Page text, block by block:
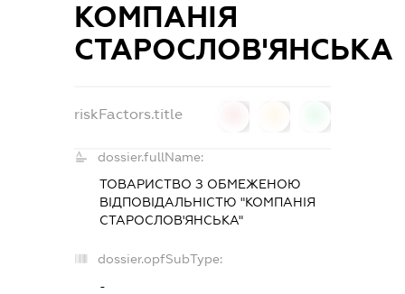
КОМПАНІЯ
СТАРОСЛОВ'ЯНСЬКА
riskFactors.title
dossier.fullName:
ТОВАРИСТВО З ОБМЕЖЕНОЮ
ВІДПОВІДАЛЬНІСТЮ "КОМПАНІЯ
СТАРОСЛОВ'ЯНСЬКА"
dossier.opfSubType:
-